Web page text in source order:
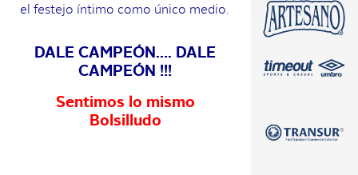
el festejo íntimo como único medio.
DALE CAMPEÓN…. DALE
CAMPEÓN !!!
Sentimos lo mismo
Bolsilludo